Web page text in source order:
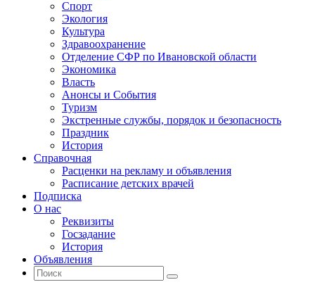
Спорт
Экология
Культура
Здравоохранение
Отделение СФР по Ивановской области
Экономика
Власть
Анонсы и События
Туризм
Экстренные службы, порядок и безопасность
Праздник
История
Справочная
Расценки на рекламу и объявления
Расписание детских врачей
Подписка
О нас
Реквизиты
Госзадание
История
Объявления
Поиск
Искать:
Поиск